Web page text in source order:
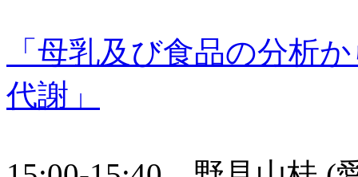
「母乳及び食品の分析
代謝」